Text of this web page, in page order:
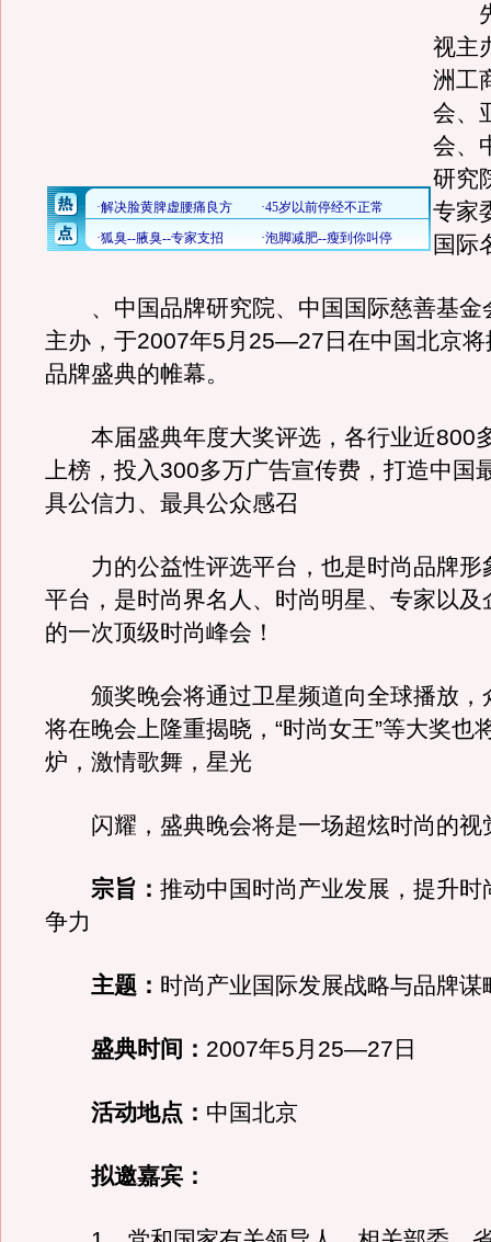
先
视主
洲工
会、
会、
研究
专家
国际
、中国品牌研究院、中国国际慈善基金
主办，于2007年5月25—27日在中国北京将
品牌盛典的帷幕。
本届盛典年度大奖评选，各行业近800
上榜，投入300多万广告宣传费，打造中国
具公信力、最具公众感召
力的公益性评选平台，也是时尚品牌形
平台，是时尚界名人、时尚明星、专家以及
的一次顶级时尚峰会！
颁奖晚会将通过卫星频道向全球播放，
将在晚会上隆重揭晓，“时尚女王”等大奖也
炉，激情歌舞，星光
闪耀，盛典晚会将是一场超炫时尚的视
宗旨： 推动中国时尚产业发展，提升时
争力
主题： 时尚产业国际发展战略与品牌谋
盛典时间： 2007年5月25—27日
活动地点： 中国北京
拟邀嘉宾：